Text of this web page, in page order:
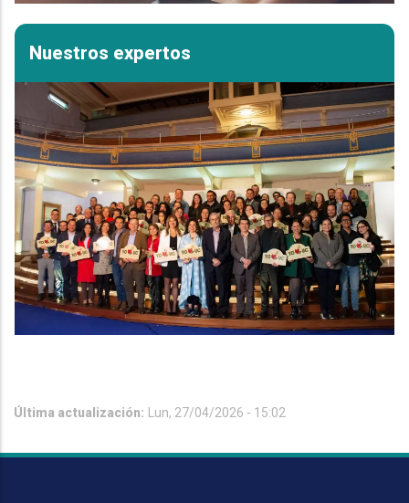
Nuestros expertos
Última actualización: Lun, 27/04/2026 - 15:02